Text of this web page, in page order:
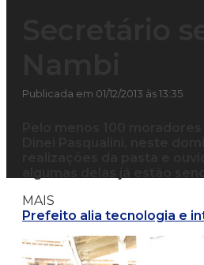
Publicada em 01/12/2013 às 13:35
MAIS
Prefeito alia tecnologia e